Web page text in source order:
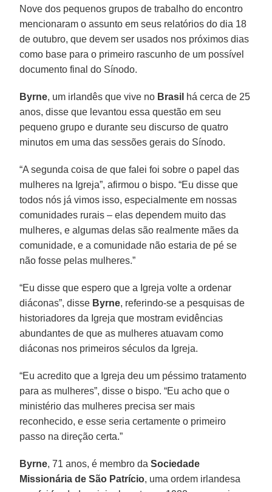
Nove dos pequenos grupos de trabalho do encontro
mencionaram o assunto em seus relatórios do dia 18
de outubro, que devem ser usados nos próximos dias
como base para o primeiro rascunho de um possível
documento final do Sínodo.
Byrne, um irlandês que vive no Brasil há cerca de 25
anos, disse que levantou essa questão em seu
pequeno grupo e durante seu discurso de quatro
minutos em uma das sessões gerais do Sínodo.
“A segunda coisa de que falei foi sobre o papel das
mulheres na Igreja”, afirmou o bispo. “Eu disse que
todos nós já vimos isso, especialmente em nossas
comunidades rurais – elas dependem muito das
mulheres, e algumas delas são realmente mães da
comunidade, e a comunidade não estaria de pé se
não fosse pelas mulheres.”
“Eu disse que espero que a Igreja volte a ordenar
diáconas”, disse Byrne, referindo-se a pesquisas de
historiadores da Igreja que mostram evidências
abundantes de que as mulheres atuavam como
diáconas nos primeiros séculos da Igreja.
“Eu acredito que a Igreja deu um péssimo tratamento
para as mulheres”, disse o bispo. “Eu acho que o
ministério das mulheres precisa ser mais
reconhecido, e esse seria certamente o primeiro
passo na direção certa.”
Byrne, 71 anos, é membro daSociedade
Missionária de São Patrício, uma ordem irlandesa